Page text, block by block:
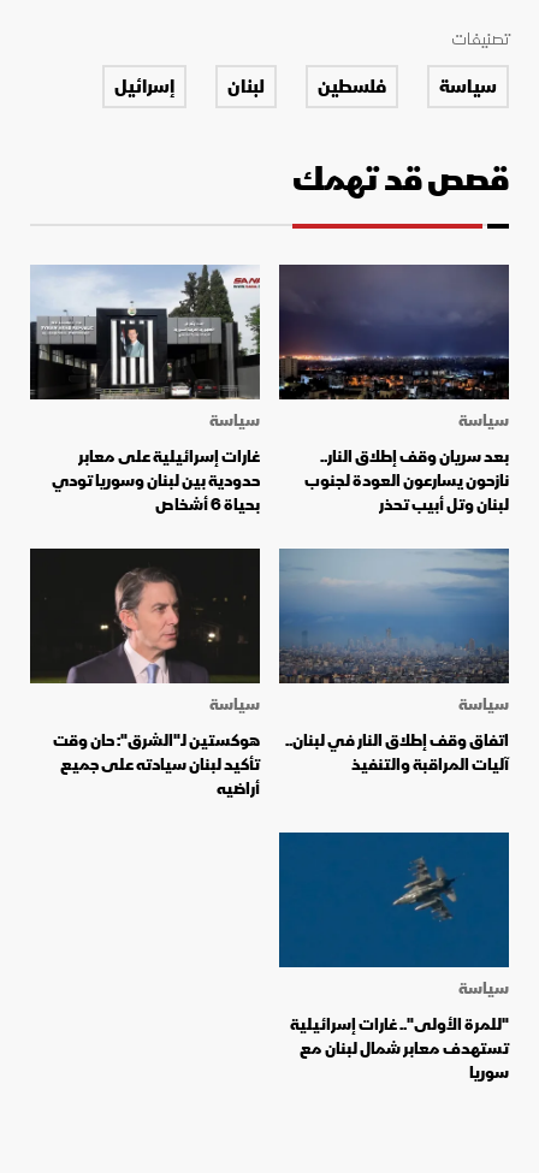
تصنيفات
سياسة فلسطين لبنان إسرائيل
قصص قد تهمك
سياسة
بعد سريان وقف إطلاق النار..
نازحون يسارعون العودة لجنوب
لبنان وتل أبيب تحذر
سياسة
غارات إسرائيلية على معابر
حدودية بين لبنان وسوريا تودي
بحياة 6 أشخاص
سياسة
اتفاق وقف إطلاق النار في لبنان..
آليات المراقبة والتنفيذ
سياسة
هوكستين لـ"الشرق": حان وقت
تأكيد لبنان سيادته على جميع
أراضيه
سياسة
"للمرة الأولى".. غارات إسرائيلية
تستهدف معابر شمال لبنان مع
سوريا